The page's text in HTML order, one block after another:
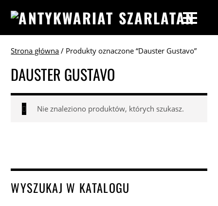
Strona główna / Produkty oznaczone “Dauster Gustavo”
DAUSTER GUSTAVO
Nie znaleziono produktów, których szukasz.
WYSZUKAJ W KATALOGU